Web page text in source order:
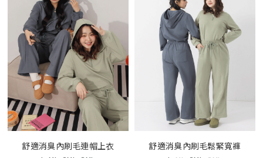
舒適消臭內刷毛連帽上衣
舒適消臭內刷毛鬆緊寬褲